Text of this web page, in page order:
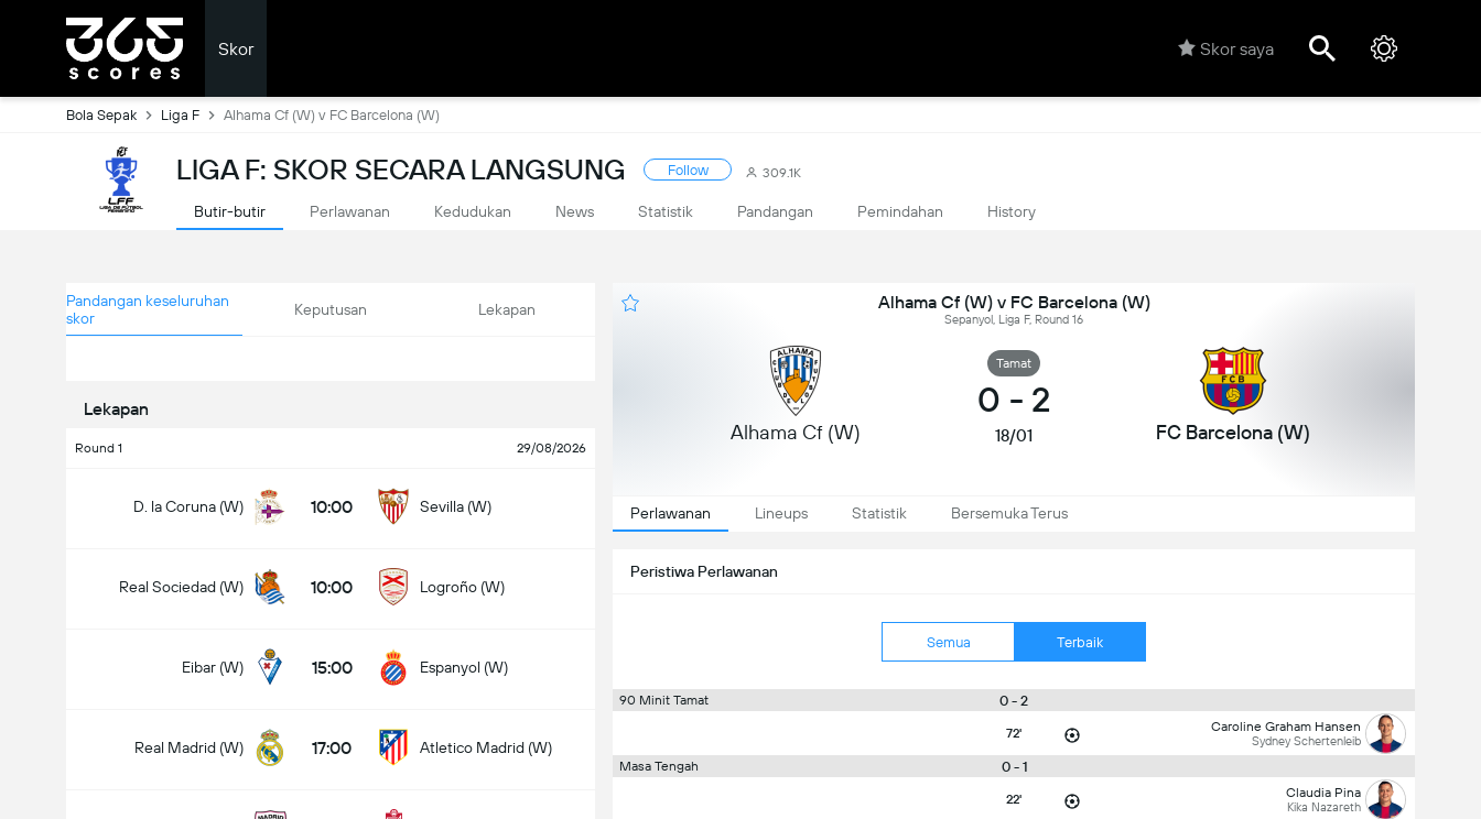
Skor Skor saya
Bola Sepak Liga F Alhama Cf (W) v FC Barcelona (W)
LIGA F: SKOR SECARA LANGSUNG Follow 309.1K
Butir-butir Perlawanan Kedudukan News Statistik Pandangan Pemindahan History
Pandangan keseluruhan
skor
Keputusan Lekapan
Lekapan
Round 1 29/08/2026
D. la Coruna (W) 10:00 Sevilla (W)
Real Sociedad (W) 10:00 Logroño (W)
Eibar (W) 15:00 Espanyol (W)
Real Madrid (W) 17:00 Atletico Madrid (W)
Alhama Cf (W) v FC Barcelona (W)
Sepanyol, Liga F, Round 16
Alhama Cf (W)
Tamat
0 - 2
18/01 FC Barcelona (W)
Perlawanan Lineups Statistik Bersemuka Terus
Peristiwa Perlawanan
Semua Terbaik
90 Minit Tamat 0 - 2
72' Caroline Graham Hansen
Sydney Schertenleib
Masa Tengah 0 - 1
22' Claudia Pina
Kika Nazareth